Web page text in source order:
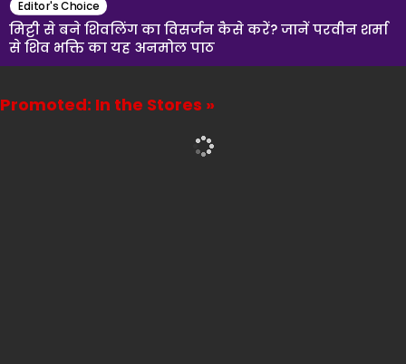
Editor's Choice
मिट्टी से बने शिवलिंग का विसर्जन कैसे करें? जानें परवीन शर्मा
से शिव भक्ति का यह अनमोल पाठ
Promoted: In the Stores »